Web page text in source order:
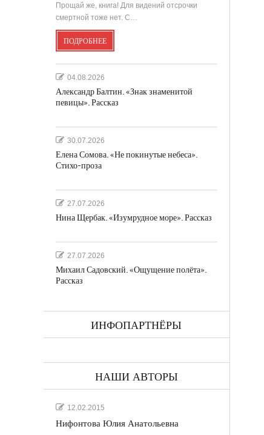
Прощай же, книга! Для видений отсрочки
смертной тоже нет. С…
ПОДРОБНЕЕ
04.08.2026
Александр Балтин. «Знак знаменитой
певицы». Рассказ
30.07.2026
Елена Сомова. «Не покинутые небеса».
Стихо-проза
27.07.2026
Нина Щербак. «Изумрудное море». Рассказ
27.07.2026
Михаил Садовский. «Ощущение полёта».
Рассказ
ИНФОПАРТНЁРЫ
НАШИ АВТОРЫ
12.02.2015
Нифонтова Юлия Анатольевна